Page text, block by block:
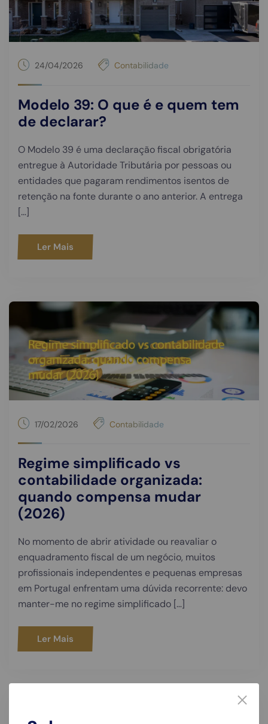
24/04/2026 Contabilidade
Modelo 39: O que é e quem tem
de declarar?
O Modelo 39 é uma declaração fiscal obrigatória
entregue à Autoridade Tributária por pessoas ou
entidades que pagaram rendimentos isentos de
retenção na fonte durante o ano anterior. A entrega
[…]
Ler Mais
17/02/2026 Contabilidade
Regime simplificado vs
contabilidade organizada:
quando compensa mudar
(2026)
No momento de abrir atividade ou reavaliar o
enquadramento fiscal de um negócio, muitos
profissionais independentes e pequenas empresas
em Portugal enfrentam uma dúvida recorrente: devo
manter-me no regime simplificado […]
Ler Mais